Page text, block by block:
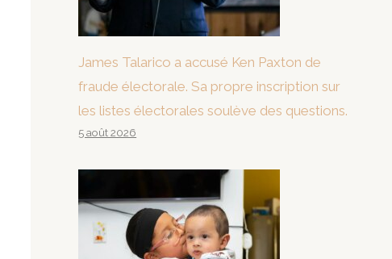
James Talarico a accusé Ken Paxton de
fraude électorale. Sa propre inscription sur
les listes électorales soulève des questions.
5 août 2026